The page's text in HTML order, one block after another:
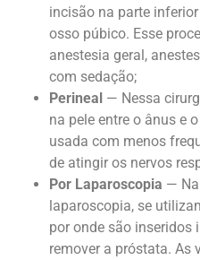
incisão na parte
osso púbico. Esse
anestesia geral,
com sedação;
Perineal — Nessa
na pele entre o ânus e
usada com menos
de atingir os nervos
Por Laparoscopia —
laparoscopia, se
por onde são inseridos
remover a próstata. As